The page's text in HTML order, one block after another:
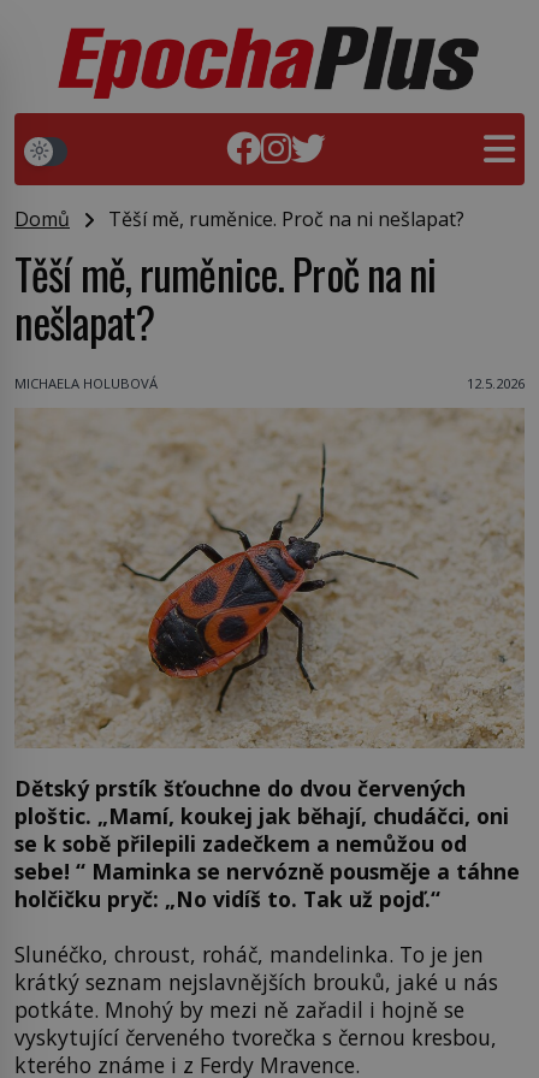
Domů Těší mě, ruměnice. Proč na ni nešlapat?
Těší mě, ruměnice. Proč na ni
nešlapat?
MICHAELA HOLUBOVÁ 12.5.2026
Dětský prstík šťouchne do dvou červených
ploštic. „Mamí, koukej jak běhají, chudáčci, oni
se k sobě přilepili zadečkem a nemůžou od
sebe! “ Maminka se nervózně pousměje a táhne
holčičku pryč: „No vidíš to. Tak už pojď.“
Slunéčko, chroust, roháč, mandelinka. To je jen
krátký seznam nejslavnějších brouků, jaké u nás
potkáte. Mnohý by mezi ně zařadil i hojně se
vyskytující červeného tvorečka s černou kresbou,
kterého známe i z Ferdy Mravence.